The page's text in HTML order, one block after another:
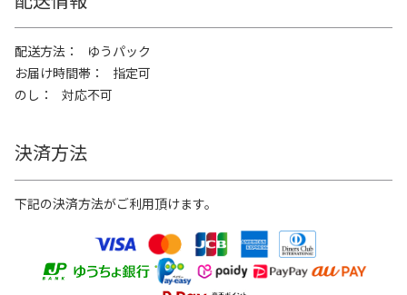
配送方法
ゆうパック
お届け時間帯
指定可
のし
対応不可
決済方法
下記の決済方法がご利用頂けます。